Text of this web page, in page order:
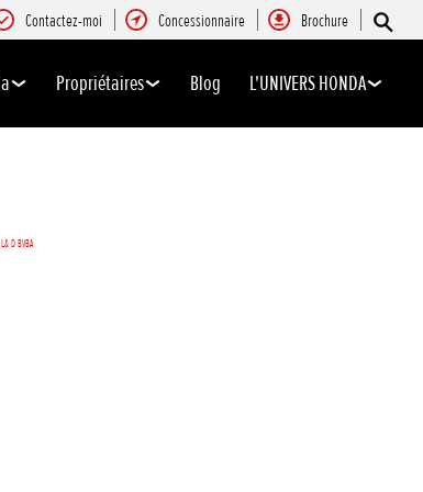
Contactez-moi Concessionnaire Brochure
Propriétaires Blog L'UNIVERS HONDA